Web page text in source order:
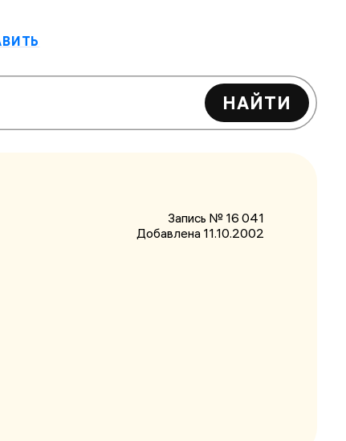
НАЙТИ
Запись № 16 041
Добавлена 11.10.2002